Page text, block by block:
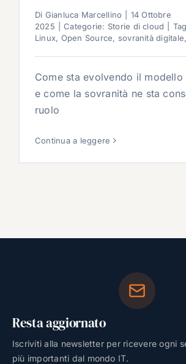
Di Gianluca Marcellino
14 Ottobre
2025
Categorie: Storie di cloud
Linux, Open Source, sovranità digitale,
Come sta evolvendo il modello
e come la sovranità ne sta
ruolo
Continua a leggere
Resta aggiornato
Iscriviti alla newsletter per ricevere ogni
più importanti dal mondo IT.